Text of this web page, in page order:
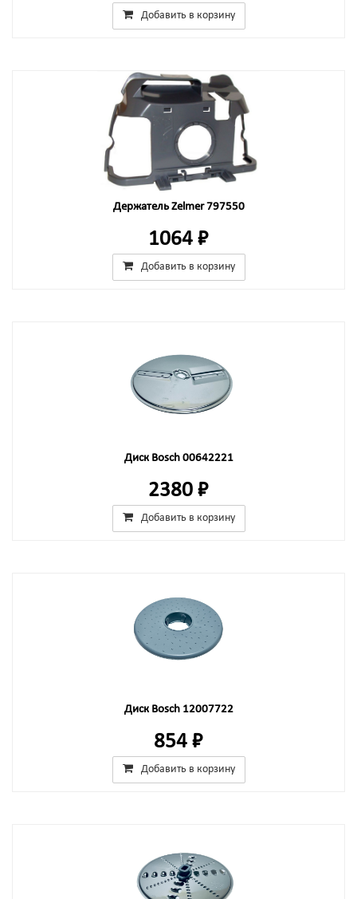
Добавить в корзину
Держатель Zelmer 797550
1064 ₽
Добавить в корзину
Диск Bosch 00642221
2380 ₽
Добавить в корзину
Диск Bosch 12007722
854 ₽
Добавить в корзину